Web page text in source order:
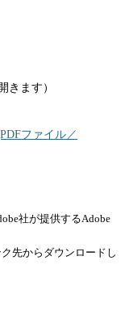
きます）
ファイル／
社が提供するAdobe
先からダウンロードし